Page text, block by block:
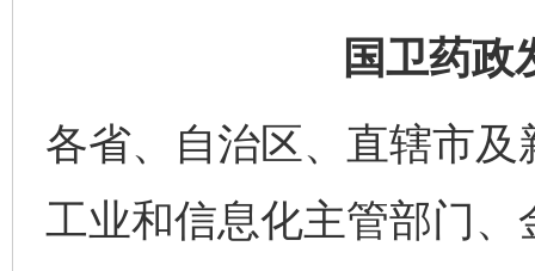
国卫药政
各省、自治区、直辖市
工业和信息化主管部门